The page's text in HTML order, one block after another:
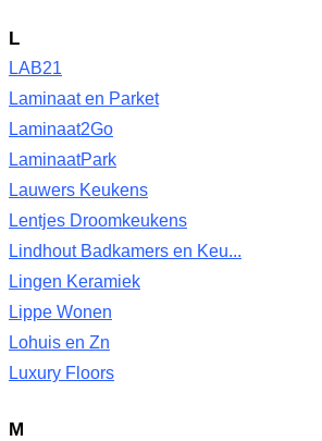
L
LAB21
Laminaat en Parket
Laminaat2Go
LaminaatPark
Lauwers Keukens
Lentjes Droomkeukens
Lindhout Badkamers en Keu...
Lingen Keramiek
Lippe Wonen
Lohuis en Zn
Luxury Floors
M